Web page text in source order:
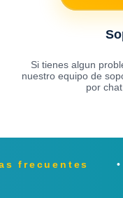
Si tienes algun
nuestro equipo de
por
frecuentes